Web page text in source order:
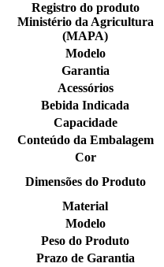
Registro do produto
Ministério da Agricultura
(MAPA)
Modelo
Garantia
Acessórios
Bebida Indicada
Capacidade
Conteúdo da Embalagem
Cor
Dimensões do Produto
Material
Modelo
Peso do Produto
Prazo de Garantia